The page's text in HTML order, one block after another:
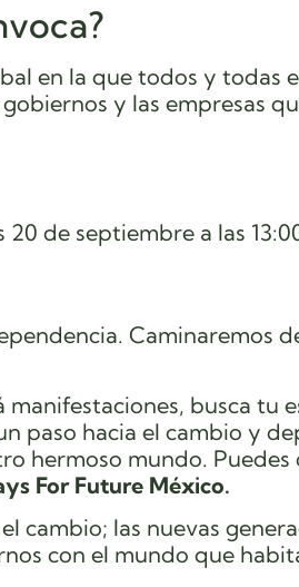
en la que todos y todas
y las empresas
20 de septiembre a las
Caminaremos
manifestaciones, busca tu
paso hacia el cambio y
hermoso mundo.
For Future México.
cambio; las nuevas
con el mundo que